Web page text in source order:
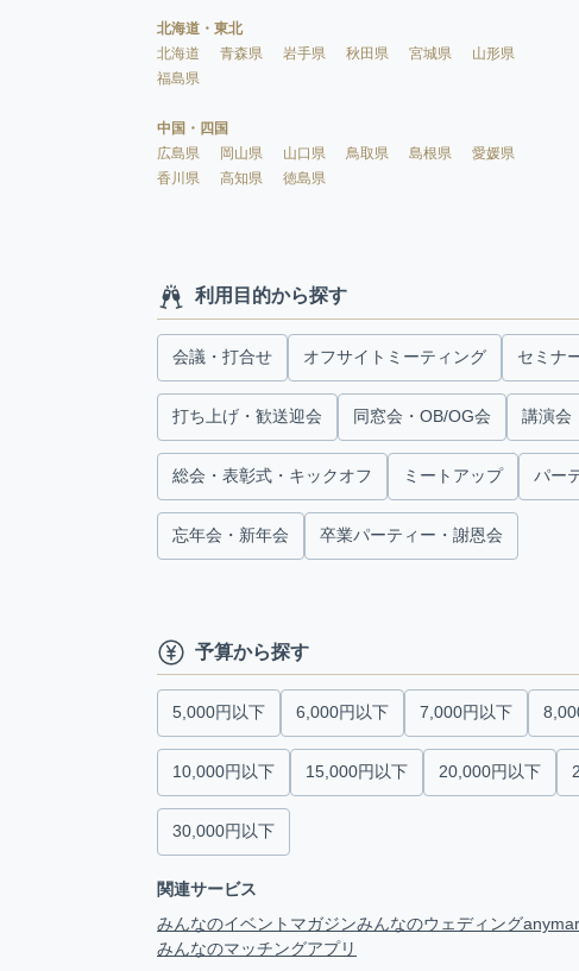
北海道・東北
北海道
青森県 岩手県 秋田県 宮城県
山形県
福島県
中国・四国
広島県
岡山県 山口県 鳥取県 島根県
愛媛県
香川県
高知県 徳島県
利用目的から探す
会議・打合せ オフサイトミーティング セミナ
打ち上げ・歓送迎会 同窓会・OB/OG会 講演会
総会・表彰式・キックオフ ミートアップ パー
忘年会・新年会 卒業パーティー・謝恩会
予算から探す
5,000円以下 6,000円以下 7,000円以下
10,000円以下 15,000円以下 20,000円以下
30,000円以下
関連サービス
みんなのイベントマガジンみんなのウェディング
みんなのマッチングアプリ